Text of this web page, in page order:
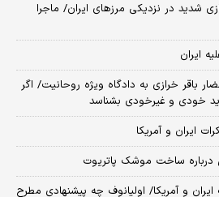
شدید در نزدیکی مرز‌های ایران/ ماجرا
ایران
باقر خرازی به دادگاه ویژه روحانیت/ اگر
خودی و غیرخودی بشناسد
ایران و آمریکا
درباره ساخت موشک پاتریوت
و آمریکا/ اولیانوف چه پیشنهادی مطرح